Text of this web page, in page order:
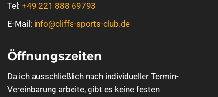
Tel: +49 221 888 69793
E-Mail: info@cliffs-sports-club.de
Öffnungszeiten
Da ich ausschließlich nach individueller Termin-
Vereinbarung arbeite, gibt es keine festen